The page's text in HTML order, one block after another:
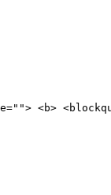
<b>